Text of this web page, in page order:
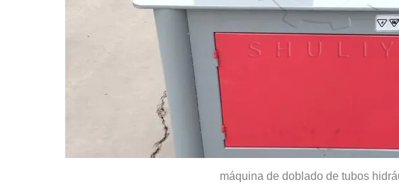
máquina de doblado de tubos